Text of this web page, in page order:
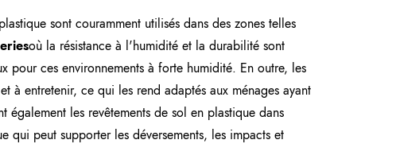
sont couramment utilisés dans des zones telles
où la résistance à l'humidité et la durabilité sont
pour ces environnements à forte humidité. En outre, les
à entretenir, ce qui les rend adaptés aux ménages ayant
également les revêtements de sol en plastique dans
qui peut supporter les déversements, les impacts et